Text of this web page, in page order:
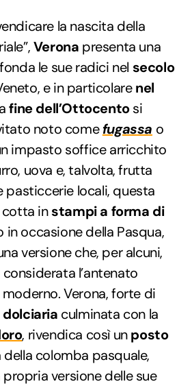
la nascita della
Verona presenta una
le sue radici nel secolo
e in particolarenel
fine dell’Ottocentosi
noto comefugassa o
impasto soffice arricchito
uova e, talvolta, frutta
pasticcerie locali, questa
cotta instampi a forma di
in occasione della Pasqua,
versione che, per alcuni,
l’antenato
Verona, forte di
culminata con la
, rivendica così unposto
della colomba pasquale,
versione delle sue